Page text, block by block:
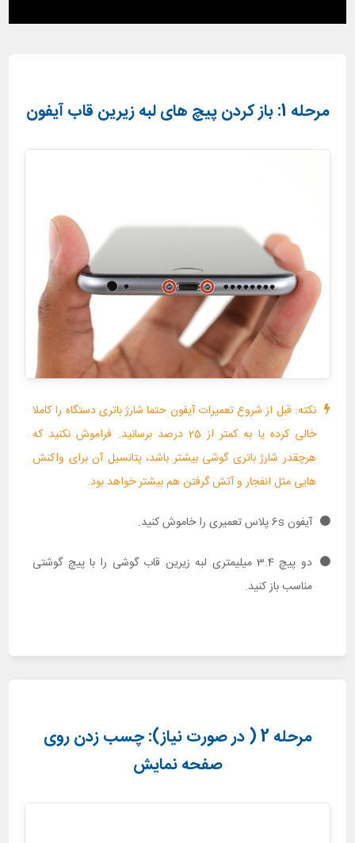
مرحله 1: باز کردن پیچ های لبه زیرین قاب آیفون
نکته: قبل از شروع تعمیرات آیفون حتما شارژ باتری دستگاه را کاملا
خالی کرده یا به کمتر از 25 درصد برسانید. فراموش نکنید که
هرچقدر شارژ باتری گوشی بیشتر باشد، پتانسیل آن برای واکنش
هایی مثل انفجار و آتش گرفتن هم بیشتر خواهد بود.
آیفون 6s پلاس تعمیری را خاموش کنید.
دو پیچ 3.4 میلیمتری لبه زیرین قاب گوشی را با پیچ گوشتی
مناسب باز کنید.
مرحله 2 ( در صورت نیاز): چسب زدن روی
صفحه نمایش